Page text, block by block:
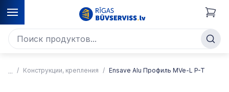
Конструкции, крепления Ensave Alu Профиль MVe-L P-T